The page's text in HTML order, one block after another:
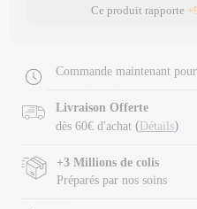
Ce produit rapporte
Commande maintenant
Livraison Offerte
dès 60€ d'achat ( Détails)
+3 Millions de colis
Préparés par nos soins